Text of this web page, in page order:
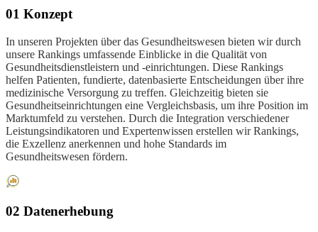
01 Konzept
In unseren Projekten über das Gesundheitswesen bieten wir durch
unsere Rankings umfassende Einblicke in die Qualität von
Gesundheitsdienstleistern und -einrichtungen. Diese Rankings
helfen Patienten, fundierte, datenbasierte Entscheidungen über ihre
medizinische Versorgung zu treffen. Gleichzeitig bieten sie
Gesundheitseinrichtungen eine Vergleichsbasis, um ihre Position im
Marktumfeld zu verstehen. Durch die Integration verschiedener
Leistungsindikatoren und Expertenwissen erstellen wir Rankings,
die Exzellenz anerkennen und hohe Standards im
Gesundheitswesen fördern.
02 Datenerhebung